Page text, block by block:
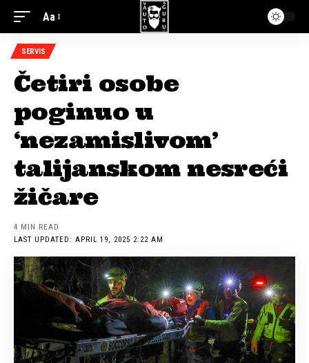
Aa
SERVIS
Četiri osobe
poginuo u
‘nezamislivom’
talijanskom nesreći
žičare
LAST UPDATED: APRIL 19, 2025 2:22 AM
4 MIN READ